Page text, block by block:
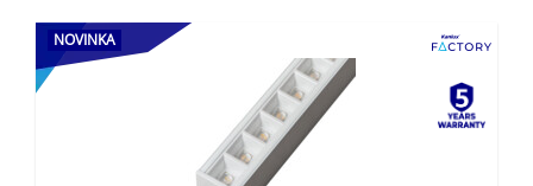
NOVINKA